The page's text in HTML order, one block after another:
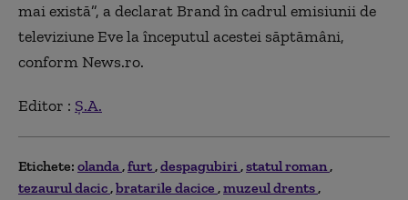
mai există”, a declarat Brand în cadrul emisiunii de
televiziune Eve la începutul acestei săptămâni,
conform News.ro.
Editor : Ș.A.
Etichete: olanda furt despagubiri statul roman
tezaurul dacic bratarile dacice muzeul drents